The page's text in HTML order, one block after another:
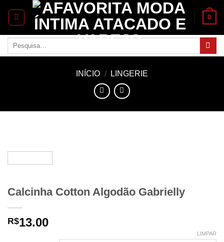
0
Pesquisar
INÍCIO / LINGERIE
Calcinha Cotton Algodão Gabrielly
R$13.00
LIMPAR